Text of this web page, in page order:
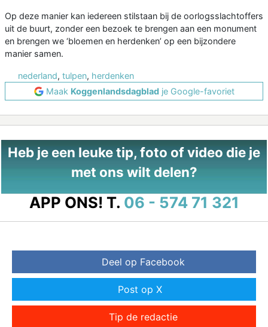
Op deze manier kan iedereen stilstaan bij de oorlogsslachtoffers
uit de buurt, zonder een bezoek te brengen aan een monument
en brengen we ‘bloemen en herdenken’ op een bijzondere
manier samen.
nederland, tulpen, herdenken
Maak Koggenlandsdagbladje Google-favoriet
Heb je een leuke tip, foto of video die je
met ons wilt delen?
APP ONS! T. 06 - 574 71 321
Deel op Facebook
Post op X
Tip de redactie